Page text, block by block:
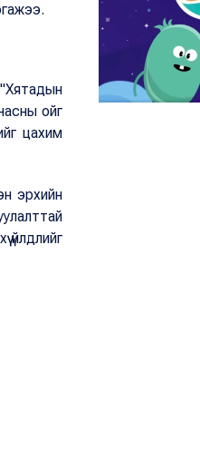
ойг
цахим
эрхийн
үйлдлийг